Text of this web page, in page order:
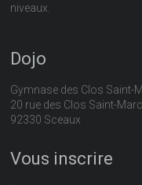
niveaux.
Dojo
Gymnase des Clos Saint-
20 rue des Clos Saint-
92330 Sceaux
Vous inscrire